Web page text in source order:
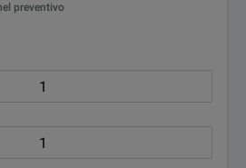
preventivo